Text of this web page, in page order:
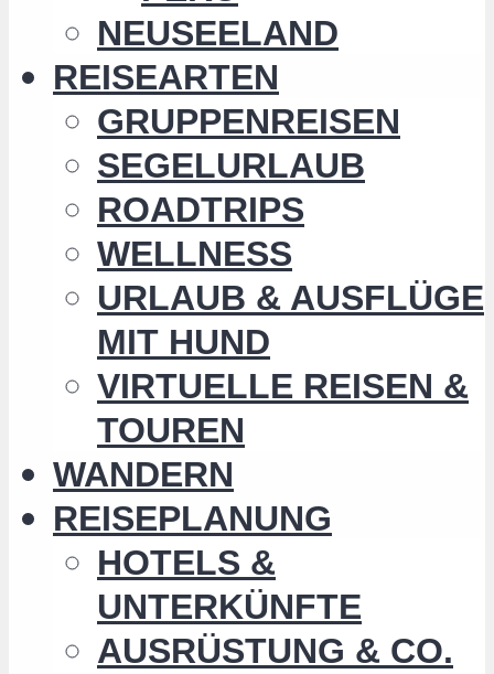
NEUSEELAND
REISEARTEN
GRUPPENREISEN
SEGELURLAUB
ROADTRIPS
WELLNESS
URLAUB & AUSFLÜGE
MIT HUND
VIRTUELLE REISEN &
TOUREN
WANDERN
REISEPLANUNG
HOTELS &
UNTERKÜNFTE
AUSRÜSTUNG & CO.